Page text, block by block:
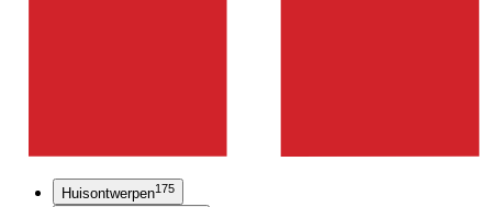
Huisontwerpen175